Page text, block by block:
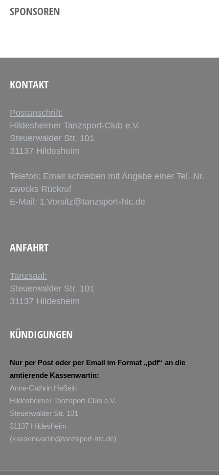
SPONSOREN
KONTAKT
Postanschrift:
Hildesheimer Tanzsport-Club e.V.
Steuerwalder Str. 101
31137 Hildesheim
Telefon: Email schreiben mit Angabe einer Tel.-Nr.
zwecks Rückruf
E-Mail: 1.Vorsitz@tanzsport-htc.de
ANFAHRT
Tanzsaal:
Steuerwalder Str. 101
31137 Hildesheim
KÜNDIGUNGEN
Nur per Post oder per Email im Format „pdf“ an die
amtierende Kassenwartin:
Anne-Cathrin Heßeln
Hildesheimer Tanzsport-Club e.V.
Steuerwalder Str. 101
31137 Hildesheim
(kassenwartin@tanzsport-htc.de)